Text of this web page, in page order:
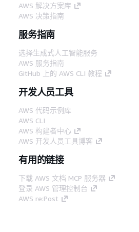
AWS 解决方案库
AWS 决策指南
服务指南
选择生成式人工智能服务
AWS 服务指南
GitHub 上的 AWS CLI 教程
开发人员工具
AWS 代码示例库
AWS CLI
AWS 构建者中心
AWS 开发人员工具博客
有用的链接
下载 AWS 文档 MCP 服务器
登录 AWS 管理控制台
AWS re:Post